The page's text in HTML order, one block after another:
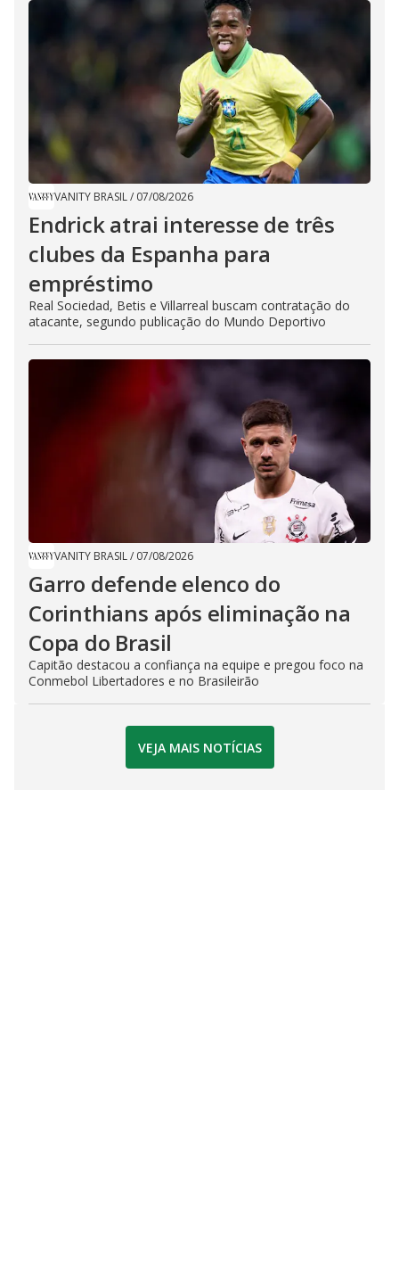
VANITY BRASIL/ 07/08/2026
Endrick atrai interesse de três
clubes da Espanha para
empréstimo
Real Sociedad, Betis e Villarreal buscam contratação do
atacante, segundo publicação do Mundo Deportivo
VANITY BRASIL/ 07/08/2026
Garro defende elenco do
Corinthians após eliminação na
Copa do Brasil
Capitão destacou a confiança na equipe e pregou foco na
Conmebol Libertadores e no Brasileirão
VEJA MAIS NOTÍCIAS